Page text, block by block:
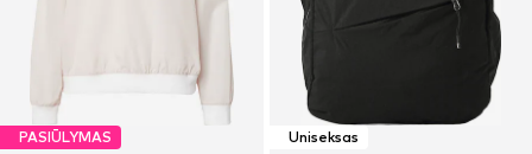
PASIŪLYMAS Uniseksas